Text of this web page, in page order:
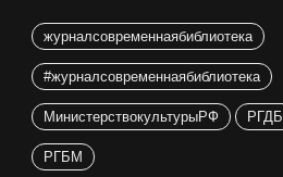
журналсовременнаябиблиотека
#журналсовременнаябиблиотека
МинистерствокультурыРФ РГДБ
РГБМ